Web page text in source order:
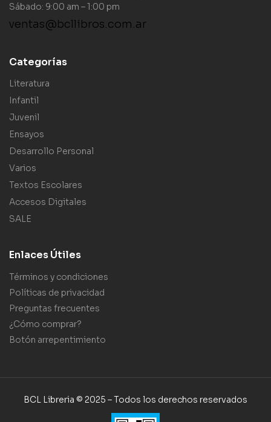
Sábado: 9:00 am – 1:00 pm
ventas@bcllibros.com.ar
Categorías
Literatura
Infantil
Juvenil
Ensayos
Desarrollo Personal
Varios
Textos Escolares
Accesos Digitales
SALE
Enlaces Útiles
Términos y condiciones
Políticas de privacidad
Preguntas frecuentes
¿Cómo comprar?
Botón arrepentimiento
BCL Libreria © 2025 – Todos los derechos reservados